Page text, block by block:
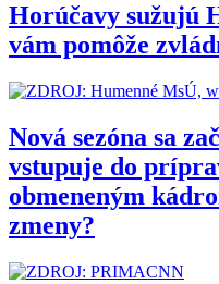
Horúčavy sužujú
vám pomôže
Nová sezóna sa
vstupuje do
obmeneným
zmeny?